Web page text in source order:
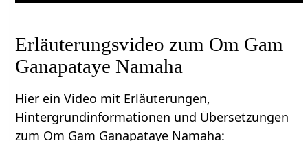
Erläuterungsvideo zum Om Gam
Ganapataye Namaha
Hier ein Video mit Erläuterungen,
Hintergrundinformationen und Übersetzungen
zum Om Gam Ganapataye Namaha: